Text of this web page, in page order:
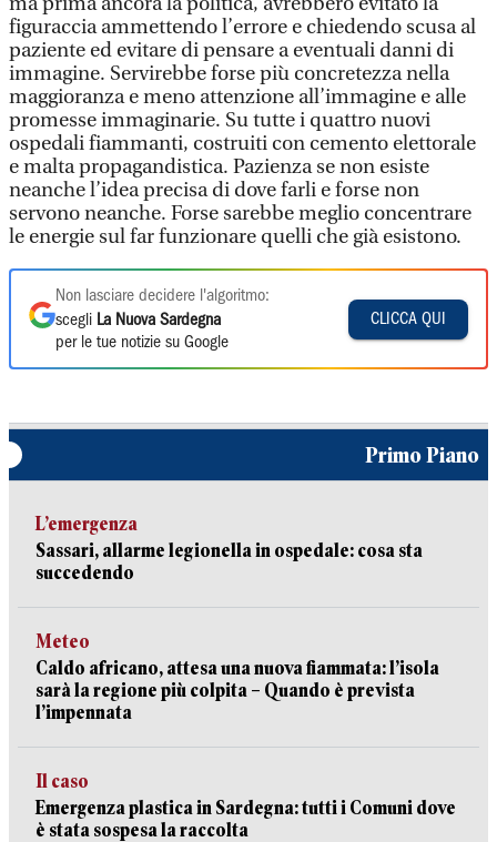
figuraccia ammettendo l’errore e chiedendo scusa al
paziente ed evitare di pensare a eventuali danni di
immagine. Servirebbe forse più concretezza nella
maggioranza e meno attenzione all’immagine e alle
promesse immaginarie. Su tutte i quattro nuovi
ospedali fiammanti, costruiti con cemento elettorale
e malta propagandistica. Pazienza se non esiste
neanche l’idea precisa di dove farli e forse non
servono neanche. Forse sarebbe meglio concentrare
le energie sul far funzionare quelli che già esistono.
Non lasciare decidere l'algoritmo:
scegli La Nuova Sardegna
per le tue notizie su Google
CLICCA QUI
Primo Piano
L’emergenza
Sassari, allarme legionella in ospedale: cosa sta
succedendo
Meteo
Caldo africano, attesa una nuova fiammata: l’isola
sarà la regione più colpita – Quando è prevista
l’impennata
Il caso
Emergenza plastica in Sardegna: tutti i Comuni dove
è stata sospesa la raccolta